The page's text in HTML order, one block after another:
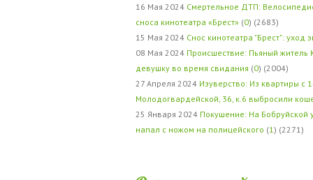
16 Мая 2024 Смертельное ДТП:
сноса кинотеатра «Брест» (0) (2683)
15 Мая 2024 Снос кинотеатра "Брест": уход
08 Мая 2024 Происшествие: Пьяный житель
девушку во время свидания (0) (2004)
27 Апреля 2024 Изуверство: Из квартиры с
Молодогвардейской, 36, к.6 выбросили
25 Января 2024 Покушение: На Бобруйской
напал с ножом на полицейского (1 ) (2271)